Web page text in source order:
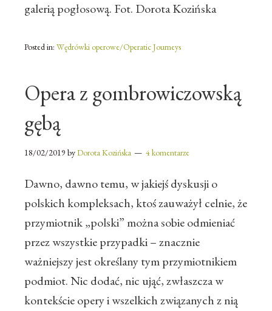
galerią pogłosową. Fot. Dorota Kozińska
Posted in: Wędrówki operowe/Operatic Journeys
Opera z gombrowiczowską
gębą
18/02/2019 byDorota Kozińska 4 komentarze
Dawno, dawno temu, w jakiejś dyskusji o
polskich kompleksach, ktoś zauważył celnie, że
przymiotnik „polski” można sobie odmieniać
przez wszystkie przypadki – znacznie
ważniejszy jest określany tym przymiotnikiem
podmiot. Nic dodać, nic ująć, zwłaszcza w
kontekście opery i wszelkich związanych z nią